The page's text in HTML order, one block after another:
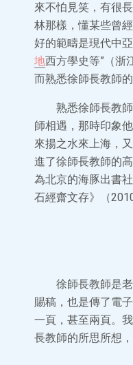
來不怕見笑，有很
林那樣，懂某些曾
好的範疇是現代中
地西方學史等”（浙
而熟悉徐師長教師
熟悉徐師長教
師相遇，那時印象
來揚之水來上海，
進了徐師長教師的
為北京的海豚出書
石經齋文存》（
徐師長教師是
賜稿，也是傳了電
一頁，甚至兩頁。
長教師的所思所想